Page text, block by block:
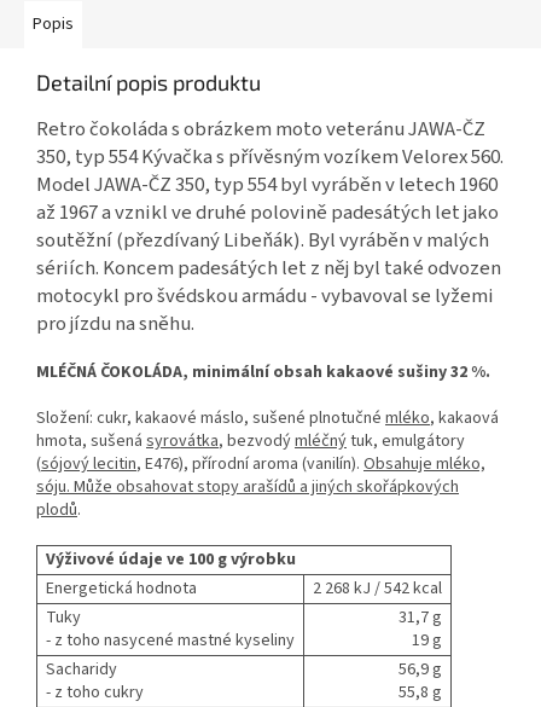
Popis
Detailní popis produktu
Retro čokoláda s obrázkem moto veteránu JAWA-ČZ
350, typ 554 Kývačka s přívěsným vozíkem Velorex 560.
Model JAWA-ČZ 350, typ 554 byl vyráběn v letech 1960
až 1967 a vznikl ve druhé polovině padesátých let jako
soutěžní (přezdívaný Libeňák). Byl vyráběn v malých
sériích. Koncem padesátých let z něj byl také odvozen
motocykl pro švédskou armádu - vybavoval se lyžemi
pro jízdu na sněhu.
MLÉČNÁ ČOKOLÁDA, minimální obsah kakaové sušiny 32 %.
Složení: cukr, kakaové máslo, sušené plnotučné mléko, kakaová
hmota, sušená syrovátka, bezvodýmléčnýtuk, emulgátory
(sójový lecitin, E476), přírodní aroma (vanilín). Obsahuje mléko,
sóju. Může obsahovat stopy arašídů a jiných skořápkových
plodů.
Výživové údaje ve 100 g výrobku
Energetická hodnota
2 268 kJ / 542 kcal
Tuky
- z toho nasycené mastné kyseliny
31,7 g
19 g
Sacharidy
- z toho cukry
56,9 g
55,8 g